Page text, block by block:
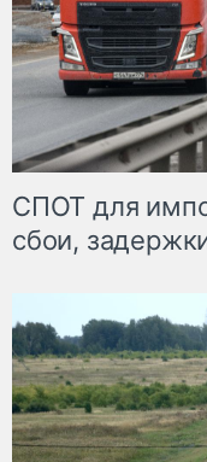
СПОТ для
сбои,